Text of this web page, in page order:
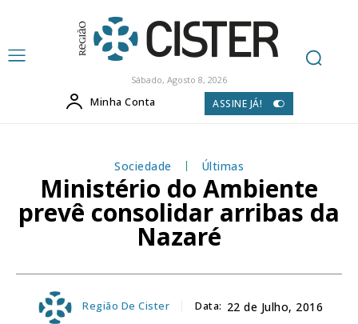
Sábado, Agosto 8, 2026
Minha Conta ASSINE JÁ!
Sociedade Últimas
Ministério do Ambiente
prevê consolidar arribas da
Nazaré
Região De Cister Data: 22 de Julho, 2016